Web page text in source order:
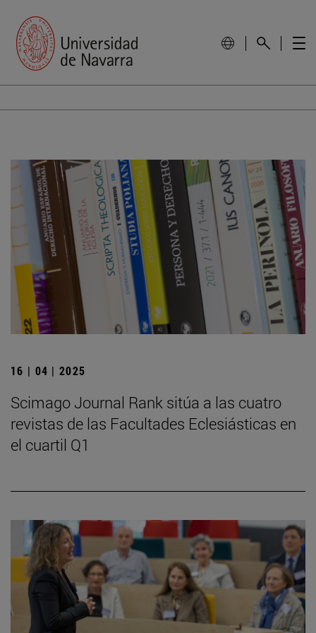
16 | 04 | 2025
Scimago Journal Rank sitúa a las cuatro
revistas de las Facultades Eclesiásticas en
el cuartil Q1